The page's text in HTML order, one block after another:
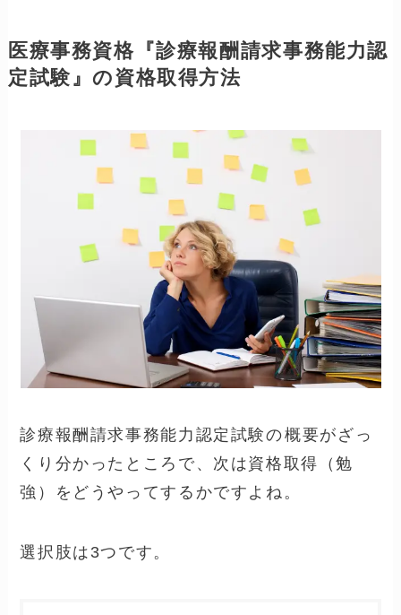
る都市
札幌市、仙台市、さいたま市、千葉市、
市、名古屋市、大阪府、岡山市、広島
市、高松市、福岡市、熊本市及び那覇市
更に詳しくは →公益財団法人 日本医療保険
⇧ 目次へ戻る
医療事務資格『診療報酬請求事務能力認
定試験』の資格取得方法